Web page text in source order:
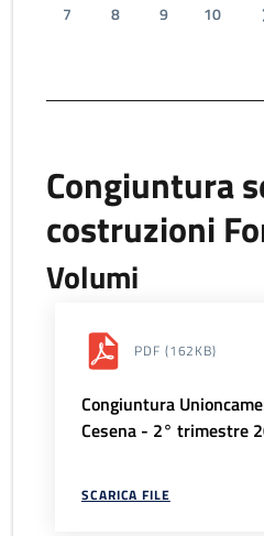
7
8 9 10
Congiuntura
costruzioni
Volumi
PDF (162KB)
Congiuntura
Cesena - 2° trimestre
SCARICA FILE